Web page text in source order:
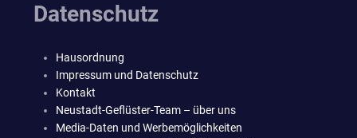
Datenschutz
Hausordnung
Impressum und Datenschutz
Kontakt
Neustadt-Geflüster-Team – über uns
Media-Daten und Werbemöglichkeiten